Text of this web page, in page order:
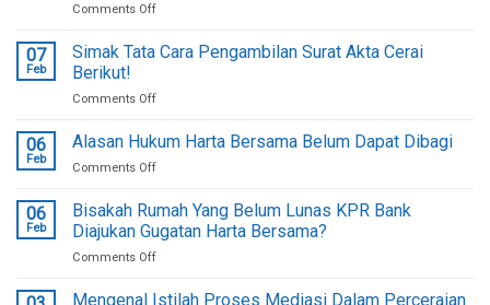
Comments Offon
Harta
Ternyata
Faktor
07
Feb
Simak Tata Cara Pengambilan Surat Akta Cerai
Berikut!
Comments Offon
Tata
Akta
Cerai
06
Feb
Alasan Hukum Harta Bersama Belum Dapat Dibagi
Comments Offon
Hukum
Harta
Bersama
Belum
Dibagi
06
Feb
Bisakah Rumah Yang Belum Lunas KPR Bank
Diajukan Gugatan Harta Bersama?
Comments Offon
Rumah
Mengenal Istilah Proses Mediasi Dalam Perceraian